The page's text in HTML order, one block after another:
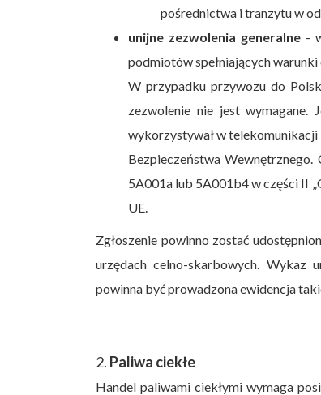
pośrednictwa i tranzytu w
unijne zezwolenia generalne-
podmiotów spełniających
W przypadku przywozu do
zezwolenie nie jest
wykorzystywał w
Bezpieczeństwa Wewnętrznego.
5A001a lub 5A001b4 w części II
UE.
Zgłoszenie powinno zostać
urzędach celno-skarbowych. Wykaz
powinna być prowadzona ewidencja
2. Paliwa ciekłe
Handel paliwami ciekłymi wymaga